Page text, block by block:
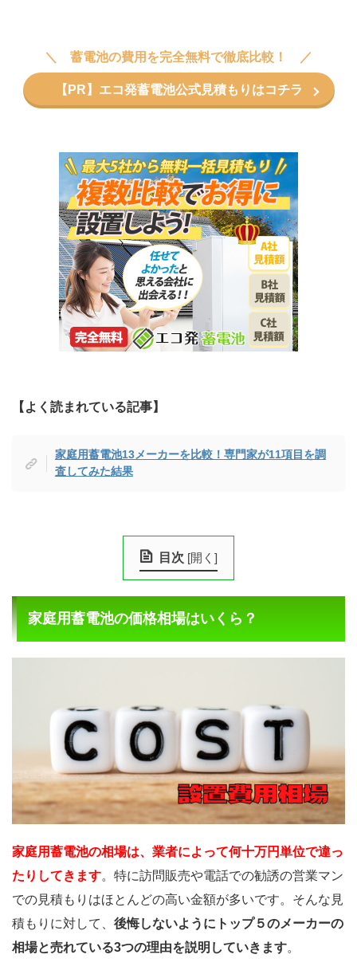
蓄電池の費用を完全無料で徹底比較！
【PR】エコ発蓄電池公式見積もりはコチラ
【よく読まれている記事】
家庭用蓄電池13メーカーを比較！専門家が11項目を調
査してみた結果
目次 [開く ]
家庭用蓄電池の価格相場はいくら？
家庭用蓄電池の相場は、業者によって何十万円単位で違っ
たりしてきます。特に訪問販売や電話での勧誘の営業マン
での見積もりはほとんどの高い金額が多いです。そんな見
積もりに対して、 後悔しないようにトップ５のメーカーの
相場と売れている3つの理由を説明していきます。